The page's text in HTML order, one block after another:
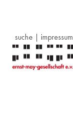
suche | impressum